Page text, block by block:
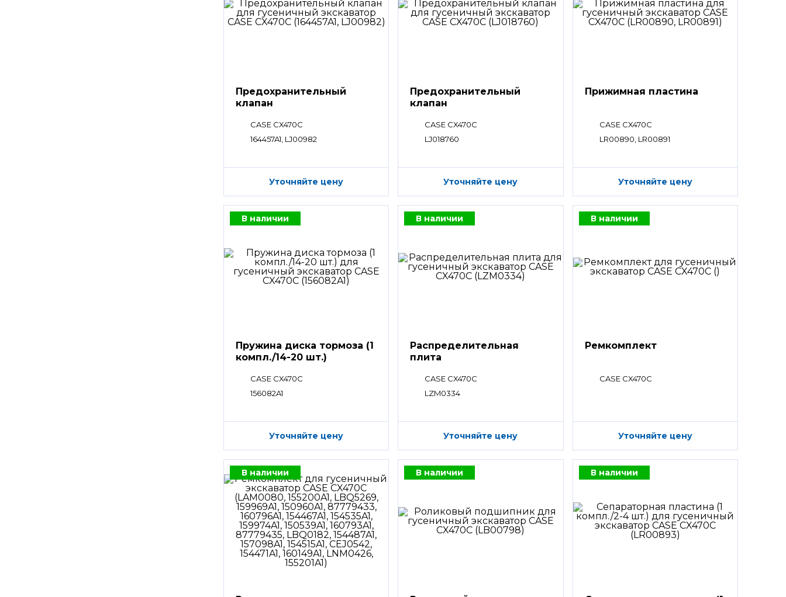
Предохранительный
клапан
CASE CX470C
164457A1, LJ00982
Уточняйте цену
Предохранительный
клапан
CASE CX470C
LJ018760
Уточняйте цену
Прижимная пластина
CASE CX470C
LR00890, LR00891
Уточняйте цену
В наличии
Пружина диска тормоза (1
компл./14-20 шт.)
CASE CX470C
156082A1
Уточняйте цену
В наличии
Распределительная
плита
CASE CX470C
LZM0334
Уточняйте цену
В наличии
Ремкомплект
CASE CX470C
Уточняйте цену
В наличии В наличии В наличии